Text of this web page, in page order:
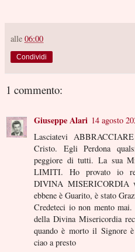
alle 06:00
Condividi
1 commento:
Giuseppe Alari 14 agosto
Lasciatevi
Cristo. Egli Perdona
peggiore di tutti. La sua
LIMITI. Ho provato io
DIVINA MISERICORDIA
ebbene è Guarito, è stato
Credeteci io non mento
della Divina Misericordia
quando è morto il Signore
ciao a presto